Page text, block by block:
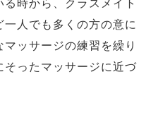
時から、クラスメイト
人でも多くの方の意に
ッサージの練習を繰り
ったマッサージに近づ